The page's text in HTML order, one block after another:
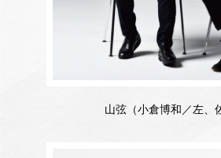
山弦（小倉博和／左、